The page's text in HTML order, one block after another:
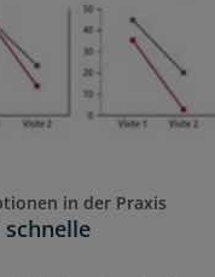
in der Praxis